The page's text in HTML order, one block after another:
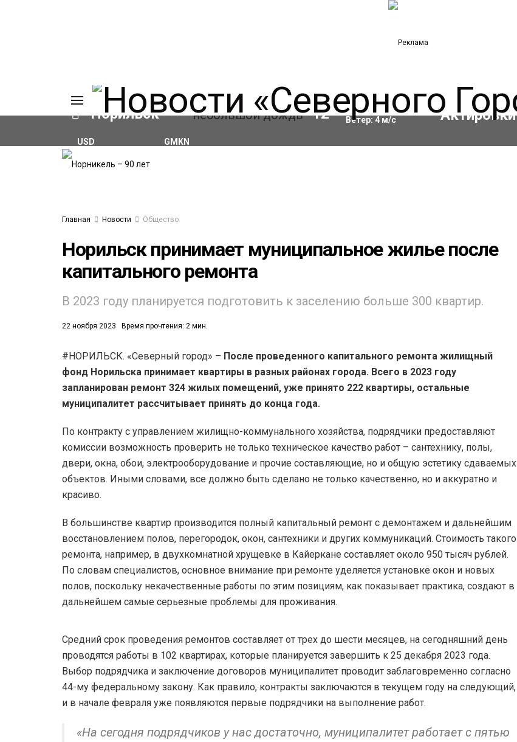
Норильск 12°C Влажность:84%
Ветер: 4м/с
USD
GMKN
Главная Новости Общество
Норильск принимает муниципальное жилье после
капитального ремонта
В 2023 году планируется подготовить к заселению больше 300 квартир.
22 ноября 2023 Время прочтения: 2 мин.
#НОРИЛЬСК. «Северный город» – После проведенного капитального ремонта жилищный
фонд Норильска принимает квартиры в разных районах города. Всего в 2023 году
запланирован ремонт 324 жилых помещений, уже принято 222 квартиры, остальные
муниципалитет рассчитывает принять до конца года.
По контракту с управлением жилищно-коммунального хозяйства, подрядчики предоставляют
комиссии возможность проверить не только техническое качество работ – сантехнику, полы,
двери, окна, обои, электрооборудование и прочие составляющие, но и общую эстетику сдаваемых
объектов. Иными словами, все должно быть сделано не только качественно, но и аккуратно и
красиво.
В большинстве квартир производится полный капитальный ремонт с демонтажем и дальнейшим
восстановлением полов, перегородок, окон, сантехники и других коммуникаций. Стоимость такого
ремонта, например, в двухкомнатной хрущевке в Кайеркане составляет около 950 тысяч рублей.
По словам специалистов, основное внимание при ремонте уделяется установке окон и новых
полов, поскольку некачественные работы по этим позициям, как показывает практика, создают в
дальнейшем самые серьезные проблемы для проживания.
Средний срок проведения ремонтов составляет от трех до шести месяцев, на сегодняшний день
проводятся работы в 102 квартирах, которые планируется завершить к 25 декабря 2023 года.
Выбор подрядчика и заключение договоров муниципалитет проводит заблаговременно согласно
44-му федеральному закону. Как правило, контракты заключаются в текущем году на следующий,
и в начале февраля уже появляются первые подрядчики на выполнение работ.
«На сегодня подрядчиков у нас достаточно, муниципалитет работает с пятью